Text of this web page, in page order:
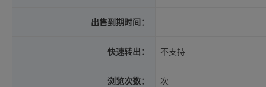
出售到期时间：
快速转出： 不支持
浏览次数： 次